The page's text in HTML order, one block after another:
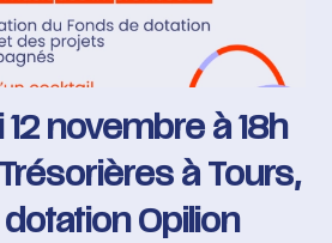
novembre à 18h
à Tours,
Opilion